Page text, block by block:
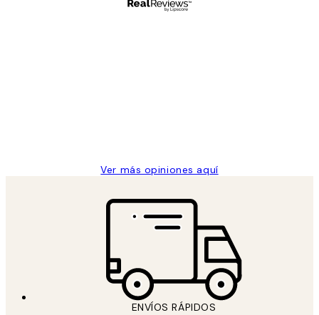
Ver más opiniones aquí
ENVÍOS RÁPIDOS